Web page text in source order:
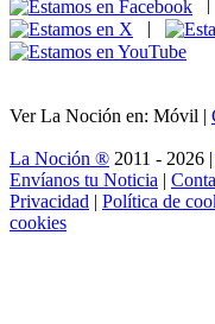
|
Ver La Noción en: Móvil |
La Noción ® 2011 - 2026 |
Envíanos tu Noticia |
Privacidad | Política de
cookies